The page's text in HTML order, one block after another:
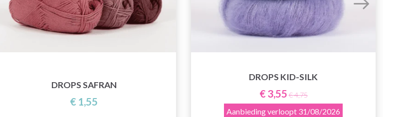
DROPS SAFRAN
€ 1,55
DROPS KID-SILK
€ 3,55 € 4,75
Aanbieding verloopt 31/08/2026